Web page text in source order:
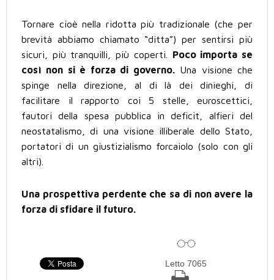
Tornare cioè nella ridotta più tradizionale (che per
brevità abbiamo chiamato “ditta”) per sentirsi più
sicuri, più tranquilli, più coperti. Poco importa se
così non si è forza di governo.Una visione che
spinge nella direzione, al di là dei dinieghi, di
facilitare il rapporto coi 5 stelle, euroscettici,
fautori della spesa pubblica in deficit, alfieri del
neostatalismo, di una visione illiberale dello Stato,
portatori di un giustizialismo forcaiolo (solo con gli
altri).
Una prospettiva perdente che sa di non avere la
forza di sfidare il futuro.
Letto 7065